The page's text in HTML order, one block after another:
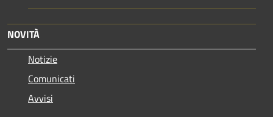
NOVITÀ
Notizie
Comunicati
Avvisi